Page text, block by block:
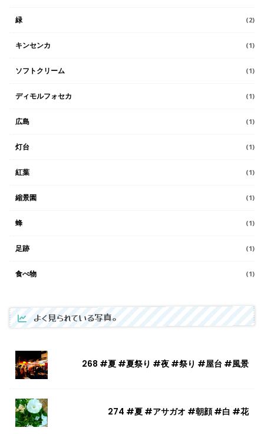
緑 (2)
キンセンカ (1)
ソフトクリーム (1)
ディモルフォセカ (1)
広島 (1)
灯台 (1)
紅葉 (1)
縮景園 (1)
蜂 (1)
足跡 (1)
食べ物 (1)
よく見られている写真。
268 #夏 #夏祭り #夜 #祭り #屋台 #風景
274 #夏 #アサガオ #朝顔 #白 #花